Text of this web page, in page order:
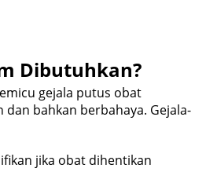
Dibutuhkan?
gejala putus obat
bahkan berbahaya. Gejala-
jika obatdihentikan